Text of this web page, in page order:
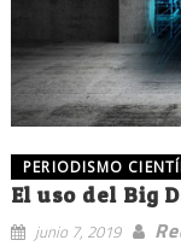
PERIODISMO
El uso del Big
junio 7, 2019